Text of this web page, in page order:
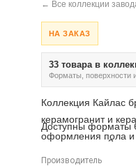
← Все коллекции
НА ЗАКАЗ
33 товара в
Форматы, поверхности
Коллекция Кайлас
керамогранит и
оформления пола и
Доступны форматы
представлено 3
поставки
Производитель